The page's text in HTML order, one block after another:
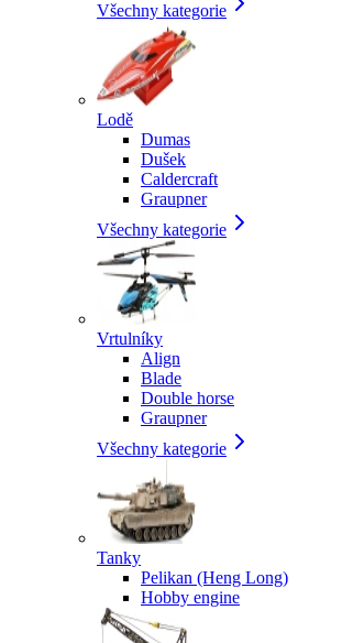
Všechny kategorie
Lodě
Dumas
Dušek
Caldercraft
Graupner
Všechny kategorie
Vrtulníky
Align
Blade
Double horse
Graupner
Všechny kategorie
Tanky
Pelikan (Heng Long)
Hobby engine